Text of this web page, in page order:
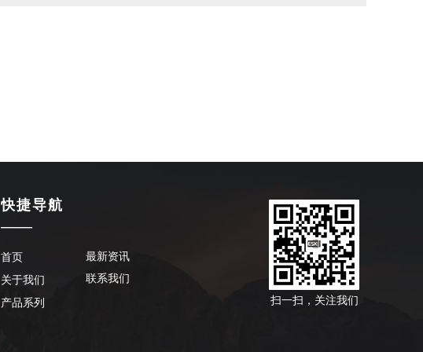
快捷导航
——
首页
关于我们
产品系列
最新资讯
联系我们
扫一扫，关注我们